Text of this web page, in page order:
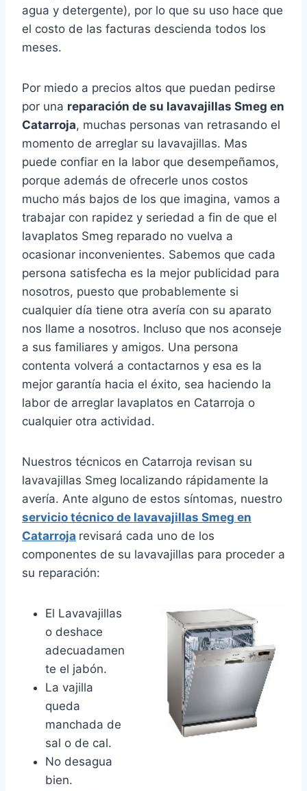
agua y detergente), por lo que su uso hace que
el costo de las facturas descienda todos los
meses.
Por miedo a precios altos que puedan pedirse
por una reparación de su lavavajillas Smeg en
Catarroja, muchas personas van retrasando el
momento de arreglar su lavavajillas. Mas
puede confiar en la labor que desempeñamos,
porque además de ofrecerle unos costos
mucho más bajos de los que imagina, vamos a
trabajar con rapidez y seriedad a fin de que el
lavaplatos Smeg reparado no vuelva a
ocasionar inconvenientes. Sabemos que cada
persona satisfecha es la mejor publicidad para
nosotros, puesto que probablemente si
cualquier día tiene otra avería con su aparato
nos llame a nosotros. Incluso que nos aconseje
a sus familiares y amigos. Una persona
contenta volverá a contactarnos y esa es la
mejor garantía hacia el éxito, sea haciendo la
labor de arreglar lavaplatos en Catarroja o
cualquier otra actividad.
Nuestros técnicos en Catarroja revisan su
lavavajillas Smeg localizando rápidamente la
avería. Ante alguno de estos síntomas, nuestro
servicio técnico de lavavajillas Smeg en
Catarroja revisará cada uno de los
componentes de su lavavajillas para proceder a
su reparación:
El Lavavajillas
o deshace
adecuadamen
te el jabón.
La vajilla
queda
manchada de
sal o de cal.
No desagua
bien.